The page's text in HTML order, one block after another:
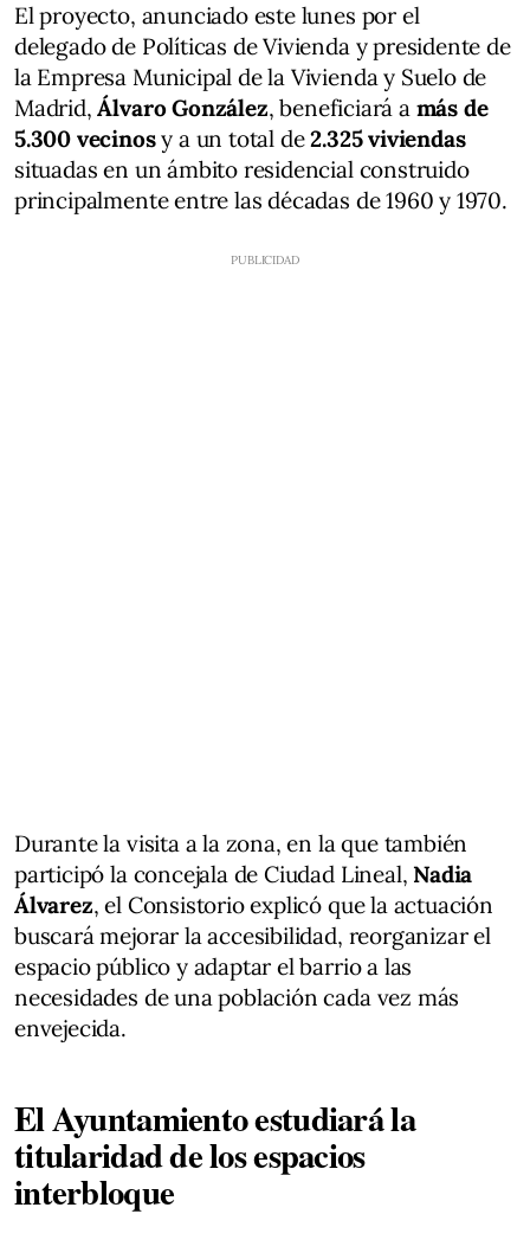
El proyecto, anunciado este lunes por el
delegado de Políticas de Vivienda y presidente de
la Empresa Municipal de la Vivienda y Suelo de
Madrid,Álvaro González, beneficiará amás de
5.300 vecinosy a un total de2.325 viviendas
situadas en un ámbito residencial construido
principalmente entre las décadas de 1960 y 1970.
Durante la visita a la zona, en la que también
participó la concejala de Ciudad Lineal,Nadia
Álvarez, el Consistorio explicó que la actuación
buscará mejorar la accesibilidad, reorganizar el
espacio público y adaptar el barrio a las
necesidades de una población cada vez más
envejecida.
El Ayuntamiento estudiará la
titularidad de los espacios
interbloque